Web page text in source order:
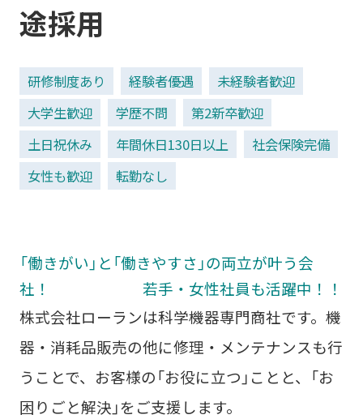
途採用
研修制度あり 経験者優遇
未経験者歓迎
大学生歓迎
学歴不問
第2新卒歓迎
土日祝休み
年間休日130日以上
社会保険完備
女性も歓迎
転勤なし
「働きがい」と「働きやすさ」の両立が叶う会
社！ 若手・女性社員も活躍中！！
株式会社ローランは科学機器専門商社です。機
器・消耗品販売の他に修理・メンテナンスも行
うことで、お客様の「お役に立つ」ことと、「お
困りごと解決」をご支援します。